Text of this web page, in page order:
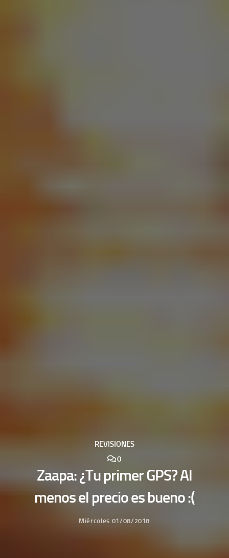
REVISIONES
0
Zaapa: ¿Tu primer GPS? Al
menos el precio es bueno :(
Miércoles 01/08/2018